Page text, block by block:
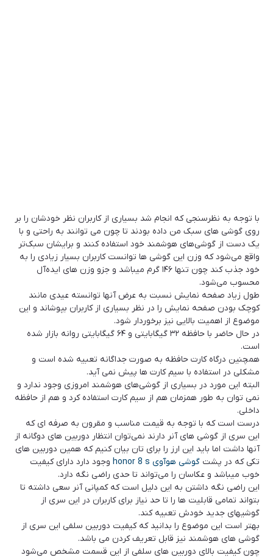
با توجه به نظرسنجی که انجام شد بسیاری از کاربران نظر خودشان را بر
روی گوشی های سبک من داده بودند تا چون می توانند به راحتی و با
یک دست از گوشی‌های هوشمند خود استفاده کنند و برایشان سبک‌تر
واقع می‌شود که وزن این گوشی ها توانست کاربران بسیار زیادی را به
خود جذب کند چون تنها ۱۴۶ گرم میباشد و جزو وزن های ایده‌آل
محسوب می‌شود.
طول زیاد صفحه نمایش نسبت به عرض آنها توانسته عیدی مانند
کوچک بودن صفحه نمایش را در نظر بسیاری از کاربران بپوشاند و این
موضوع از اهمیت بالایی نیز برخوردار شود.
در حال حاضر با حافظه ۳۲ گیگابایتی و ۶۴ گیگابایتی روانه بازار شده
است.
همچنین درگاه کارت حافظه به صورت جداگانه تعبیه شده است و
مشکلی در استفاده با سیم کارت ها پیش نمی آید.
البته این مورد در بسیاری از گوشی‌های هوشمند امروزی وجود ندارد و
نمی توان به طور همزمان هم از سیم کارت استفاده کرد و هم از حافظه
داخلی.
درست است که با توجه به قیمت مناسب و مقرون به صرفه ای که
این سری از گوشی های آنر دارند نمی‌توان انتظار دوربین های دوگانه از
آنها داشت اما باید این ارز را برای تان بیان کنیم که همین دوربین های
تکی که در پشت گوشی هوآوی honor 8 s
وجود دارد دارای کیفیت
خوب میباشد و عکاسان را می‌تواند تا حدی راضی نگه دارد.
این راضی نگه داشتن به این دلیل است که کمپانی آنر سعی داشته تا
بتواند تمامی قابلیت ها را تا حد نیاز برای کاربران در این سری از
گوشیهای جدید خودش تعبیه کند.
بهتر است این موضوع را بدانید که کیفیت دوربین سلفی این سری از
گوشی های هوشمند نیز قابل تعریف کردن می باشد.
چون کیفیت بالای دوربین های سلفی از این قسمت مشخص می‌شود